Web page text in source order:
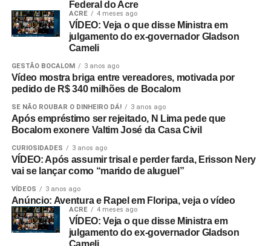
Federal do Acre
ACRE 4 meses ago
VÍDEO: Veja o que disse Ministra em
julgamento do ex-governador Gladson
Cameli
GESTÃO BOCALOM 3 anos ago
Vídeo mostra briga entre vereadores, motivada por
pedido de R$ 340 milhões de Bocalom
SE NÃO ROUBAR O DINHEIRO DÁ! 3 anos ago
Após empréstimo ser rejeitado, N Lima pede que
Bocalom exonere Valtim José da Casa Civil
CURIOSIDADES 3 anos ago
VÍDEO: Após assumir trisal e perder farda, Erisson Nery
vai se lançar como “marido de aluguel”
VÍDEOS 3 anos ago
Anúncio: Aventura e Rapel em Floripa, veja o vídeo
ACRE 4 meses ago
VÍDEO: Veja o que disse Ministra em
julgamento do ex-governador Gladson
Cameli